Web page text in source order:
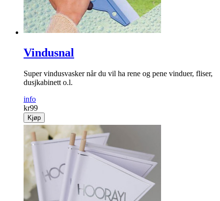
Vindusnal
Super vindusvasker når du vil ha rene og pene vinduer, fliser,
dusjkabinett o.l.
info
kr99
Kjøp